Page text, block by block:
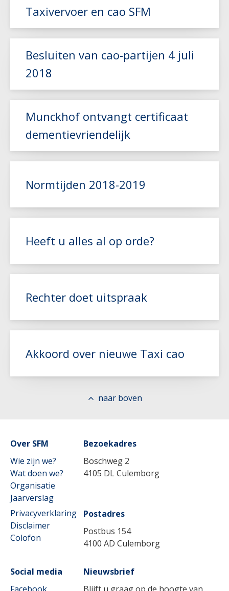
Lees meer
Taxivervoer en cao SFM
Besluiten van cao-partijen 4 juli
2018
Munckhof ontvangt certificaat
dementievriendelijk
Normtijden 2018-2019
Heeft u alles al op orde?
Lees meer
Rechter doet uitspraak
Lees meer
Akkoord over nieuwe Taxi cao
Lees meer
naar boven
Over SFM
Wie zijn we?
Wat doen we?
Organisatie
Jaarverslag
Privacyverklaring
Disclaimer
Colofon
Bezoekadres
Boschweg 2
4105 DL Culemborg
Postadres
Postbus 154
4100 AD Culemborg
Social media
Nieuwsbrief